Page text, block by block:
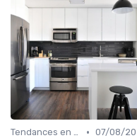
Tendances en Aménagement Domestique • 07/08/